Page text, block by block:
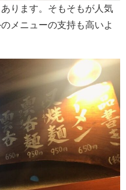
ります。そもそもが人気
メニューの支持も高いよ